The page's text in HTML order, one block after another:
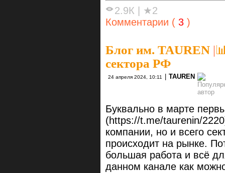
2.9К
★2
Комментарии ( 3 )
Блог им. TAUREN |
сектора РФ
24 апреля 2024, 10:11 TAUREN
Буквально в марте
(https://t.me/taurenin/
компании, но и всего
происходит на рынке.
большая работа и всё
данном канале как